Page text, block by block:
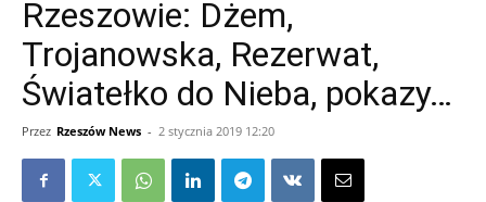
Rzeszowie: Dżem,
Trojanowska, Rezerwat,
Światełko do Nieba, pokazy…
Przez Rzeszów News - 2 stycznia 2019 12:20